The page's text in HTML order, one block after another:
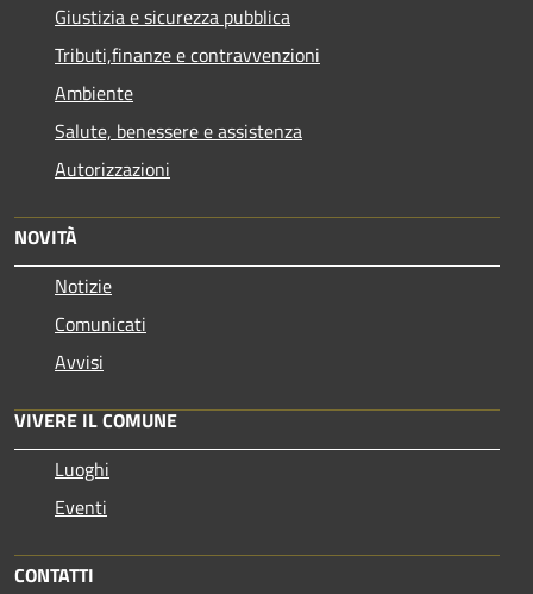
Giustizia e sicurezza pubblica
Tributi,finanze e contravvenzioni
Ambiente
Salute, benessere e assistenza
Autorizzazioni
NOVITÀ
Notizie
Comunicati
Avvisi
VIVERE IL COMUNE
Luoghi
Eventi
CONTATTI